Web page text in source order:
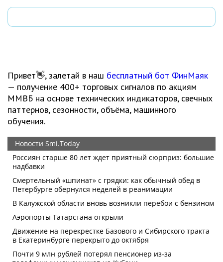
Привет👋, залетай в наш бесплатный бот ФинМаяк
— получение 400+ торговых сигналов по акциям
ММВБ на основе технических индикаторов, свечных
паттернов, сезонности, объёма, машинного
обучения.